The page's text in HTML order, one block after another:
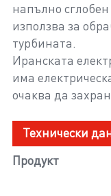
напълно
използва за
турбината.
Иранската
има
очаква да
Технически
Продукт